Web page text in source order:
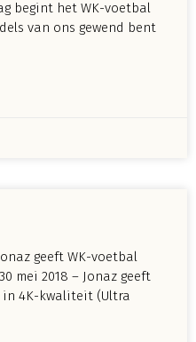
begint het WK-voetbal
van ons gewend bent
geeft WK-voetbal
mei 2018 – Jonaz geeft
4K-kwaliteit (Ultra